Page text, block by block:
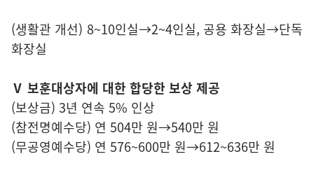
(생활관 개선) 8~10인실→2~4인실, 공용 화장실→단독
화장실
Ⅴ 보훈대상자에 대한 합당한 보상 제공
(보상금) 3년 연속 5% 인상
(참전명예수당) 연 504만 원→540만 원
(무공영예수당) 연 576~600만 원→612~636만 원